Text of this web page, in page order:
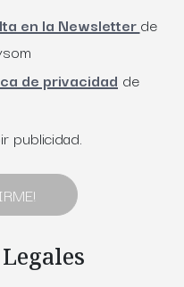
en la Newsletterde
de privacidad de
publicidad.